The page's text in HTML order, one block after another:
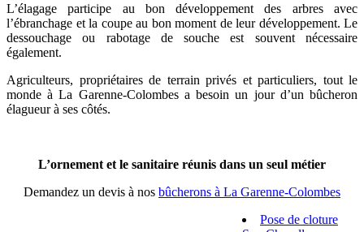
L’élagage participe au bon développement des arbres avec
l’ébranchage et la coupe au bon moment de leur développement. Le
dessouchage ou rabotage de souche est souvent nécessaire
également.
Agriculteurs, propriétaires de terrain privés et particuliers, tout le
monde à La Garenne-Colombes a besoin un jour d’un bûcheron
élagueur à ses côtés.
L’ornement et le sanitaire réunis dans un seul métier
Demandez un devis à nos bûcherons à La Garenne-Colombes
Pose de cloture